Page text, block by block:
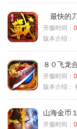
最快的
开服时间：
版本介绍：
８０飞龙
开服时间：
版本介绍：
山海金币
开服时间：